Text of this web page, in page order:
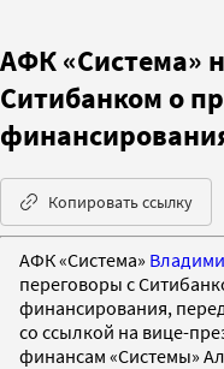
АФК «Система»
Ситибанком о
Копировать ссылку
АФК «Система»
переговоры с
финансирования,
со ссылкой на вице-
финансам «Системы»